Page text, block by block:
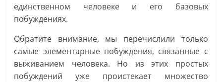
единственном человеке и его базовых
побуждениях.
Обратите внимание, мы перечислили только
самые элементарные побуждения, связанные с
выживанием человека. Но из этих простых
побуждений уже проистекает множество